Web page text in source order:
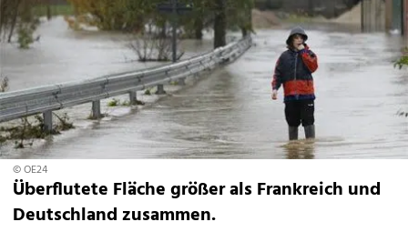
© OE24
Überflutete Fläche größer als Frankreich und
Deutschland zusammen.